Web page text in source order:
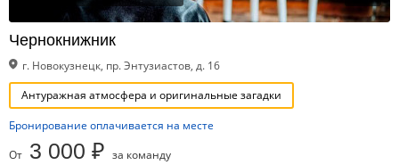
Чернокнижник
г. Новокузнецк, пр. Энтузиастов, д. 16
Антуражная атмосфера и оригинальные загадки
Бронирование оплачивается на месте
От 3 000 ₽ за команду